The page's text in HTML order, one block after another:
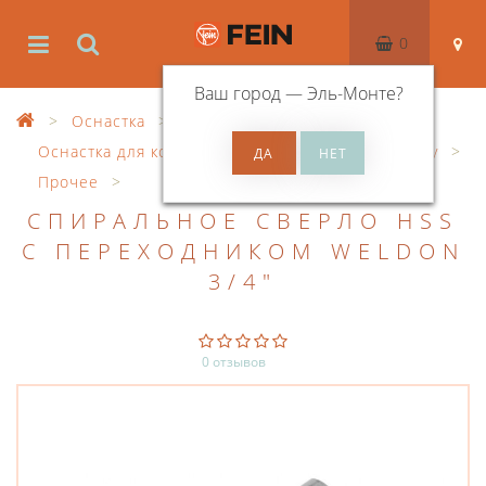
Ваш город —Эль-Монте?
0
Оснастка
Оснастка для корончатого сверления по металлу
Прочее
СПИРАЛЬНОЕ СВЕРЛО HSS
С ПЕРЕХОДНИКОМ WELDON
3/4"
0 отзывов